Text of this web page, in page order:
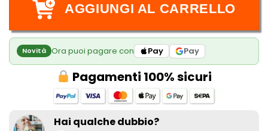
AGGIUNGI AL CARRELLO
Novità Ora puoi pagare con Pay Pay
Pagamenti 100% sicuri
Hai qualche dubbio?